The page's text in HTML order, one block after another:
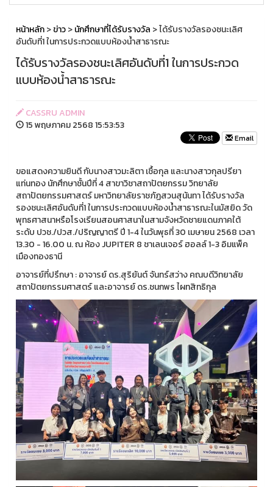
หน้าหลัก>ข่าว>นักศึกษาที่ได้รับรางวัล > ได้รับรางวัลรองชนะเลิศ
อันดับที่1 ในการประกวดแบบห้องน้ำสาธารณะ
ได้รับรางวัลรองชนะเลิศอันดับที่1 ในการประกวด
แบบห้องน้ำสาธารณะ
CASSRU ADMIN
15 พฤษภาคม 2568 15:53:53
Email
ขอแสดงความยินดี กับนางสาวมะลิตา เชื้อกุล และนางสาวกุลปรียา
แท่นทอง นักศึกษาชั้นปีที่ 4 สาขาวิชาสถาปัตยกรรม วิทยาลัย
สถาปัตยกรรมศาสตร์ มหาวิทยาลัยราชภัฏสวนสุนันทา ได้รับรางวัล
รองชนะเลิศอันดับที่1 ในการประกวดแบบห้องน้ำสาธารณะในมัสยิด วัด
พุทธศาสนาหรือโรงเรียนสอนศาสนาในสามจังหวัดชายแดนภาคใต้
ระดับ ปวช./ปวส./ปริญญาตรี ปี 1-4 ในวันพุธที่ 30 เมษายน 2568 เวลา
13.30 - 16.00 น. ณ ห้อง JUPITER 8 ชาเลนเจอร์ ฮอลล์ 1-3 อิมแพ็ค
เมืองทองธานี
อาจารย์ที่ปรึกษา : อาจารย์ ดร.สุริยันต์ จันทร์สว่าง คณบดีวิทยาลัย
สถาปัตยกรรมศาสตร์ และอาจารย์ ดร.ชนกพร ไผทสิทธิกุล